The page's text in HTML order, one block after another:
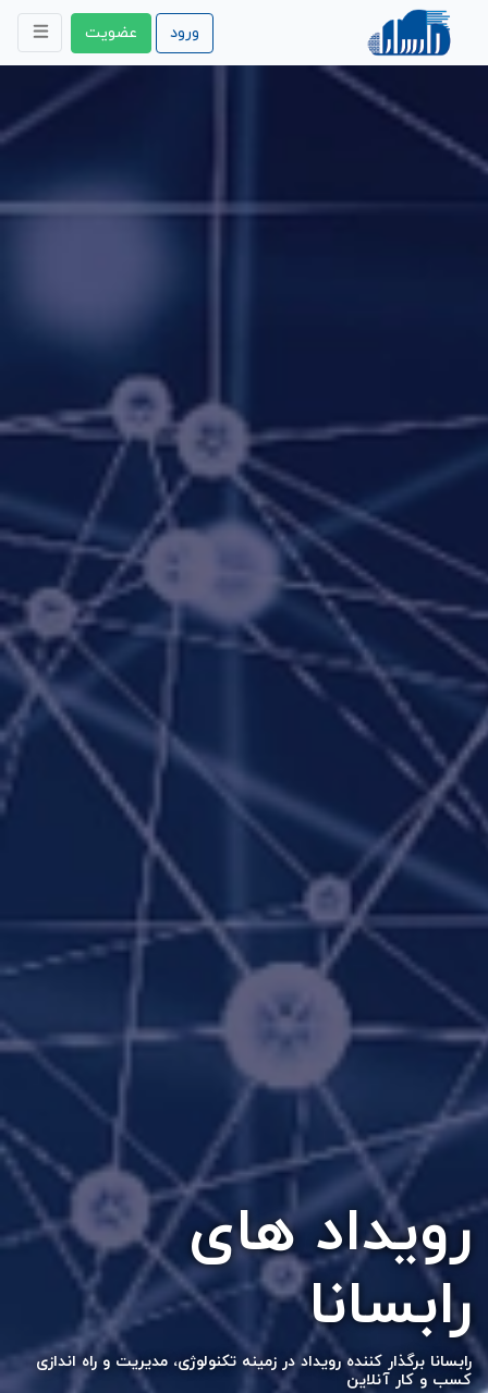
ورود عضویت
رویداد های
رابسانا
رابسانا برگذار کننده رویداد در زمینه تکنولوژی، مدیریت و راه اندازی
کسب و کار آنلاین